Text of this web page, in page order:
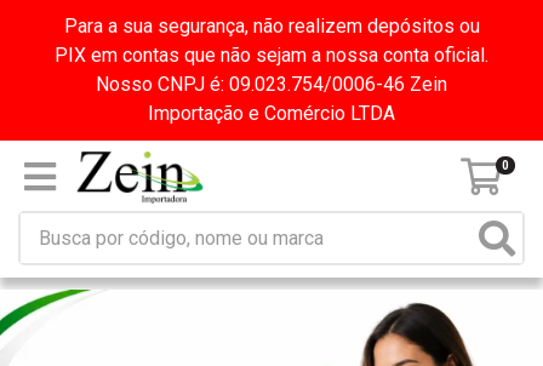
Para a sua segurança, não realizem depósitos ou
PIX em contas que não sejam a nossa conta oficial.
Nosso CNPJ é: 09.023.754/0006-46 Zein
Importação e Comércio LTDA
0